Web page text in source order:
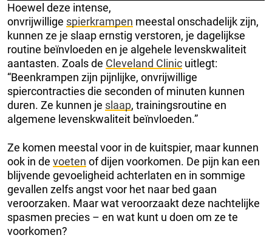
Hoewel deze intense,
onvrijwillige spierkrampen meestal onschadelijk zijn,
kunnen ze je slaap ernstig verstoren, je dagelijkse
routine beïnvloeden en je algehele levenskwaliteit
aantasten. Zoals de Cleveland Clinic uitlegt:
“Beenkrampen zijn pijnlijke, onvrijwillige
spiercontracties die seconden of minuten kunnen
duren. Ze kunnen je slaap, trainingsroutine en
algemene levenskwaliteit beïnvloeden.”
Ze komen meestal voor in de kuitspier, maar kunnen
ook in de voeten of dijen voorkomen. De pijn kan een
blijvende gevoeligheid achterlaten en in sommige
gevallen zelfs angst voor het naar bed gaan
veroorzaken. Maar wat veroorzaakt deze nachtelijke
spasmen precies – en wat kunt u doen om ze te
voorkomen?